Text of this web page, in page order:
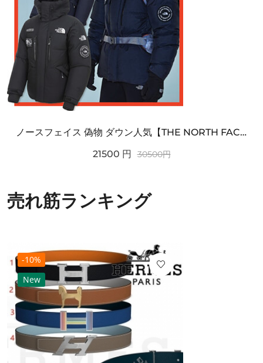
ノースフェイス 偽物 ダウン人気【THE NORTH FACE】M'S 7 SUMMIT HIM...
21500 円 30500円
売れ筋ランキング
-10%
New